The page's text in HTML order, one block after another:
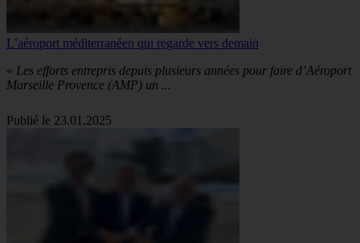
L’aéroport méditerranéen qui regarde vers demain
« Les efforts entrepris depuis plusieurs années pour faire d’Aéroport
Marseille Provence (AMP) un ...
Publié le 23.01.2025